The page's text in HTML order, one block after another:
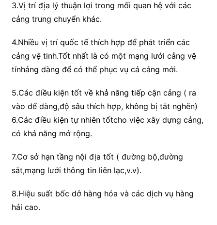
3.Vị trí địa lý thuận lợi trong mối quan hệ với các
cảng trung chuyển khác.
4.Nhiều vị trí quốc tế thích hợp để phát triển các
cảng vệ tinh.Tốt nhất là có một mạng lưới cảng vệ
tínhảng dàng để có thể phục vụ cả cảng mới.
5.Các điều kiện tốt về khả năng tiếp cận cảng ( ra
vào dể dàng,độ sâu thích hợp, không bị tắt nghẽn)
6.Các điều kiện tự nhiên tốtcho việc xây dựng cảng,
có khả năng mở rộng.
7.Cơ sở hạn tầng nội địa tốt ( đường bộ,đường
sắt,mạng lưới thông tin liên lạc,v.v).
8.Hiệu suất bốc dở hàng hóa và các dịch vụ hàng
hải cao.